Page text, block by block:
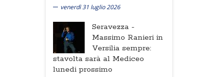
venerdì 31 luglio 2026
Seravezza -
Massimo Ranieri in
Versilia sempre:
stavolta sarà al Mediceo
lunedi prossimo